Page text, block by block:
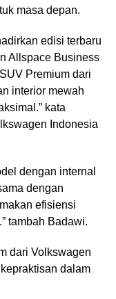
masa depan.
edisi terbaru
Allspace Business
Premium dari
interior mewah
kata
Indonesia
dengan internal
dengan
efisiensi
tambah Badawi.
dari Volkswagen
dalam